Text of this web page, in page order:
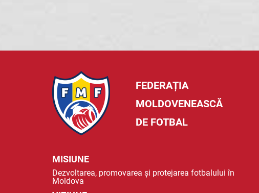
FEDERAȚIA
MOLDOVENEASCĂ
DE FOTBAL
MISIUNE
Dezvoltarea, promovarea și protejarea fotbalului în
Moldova